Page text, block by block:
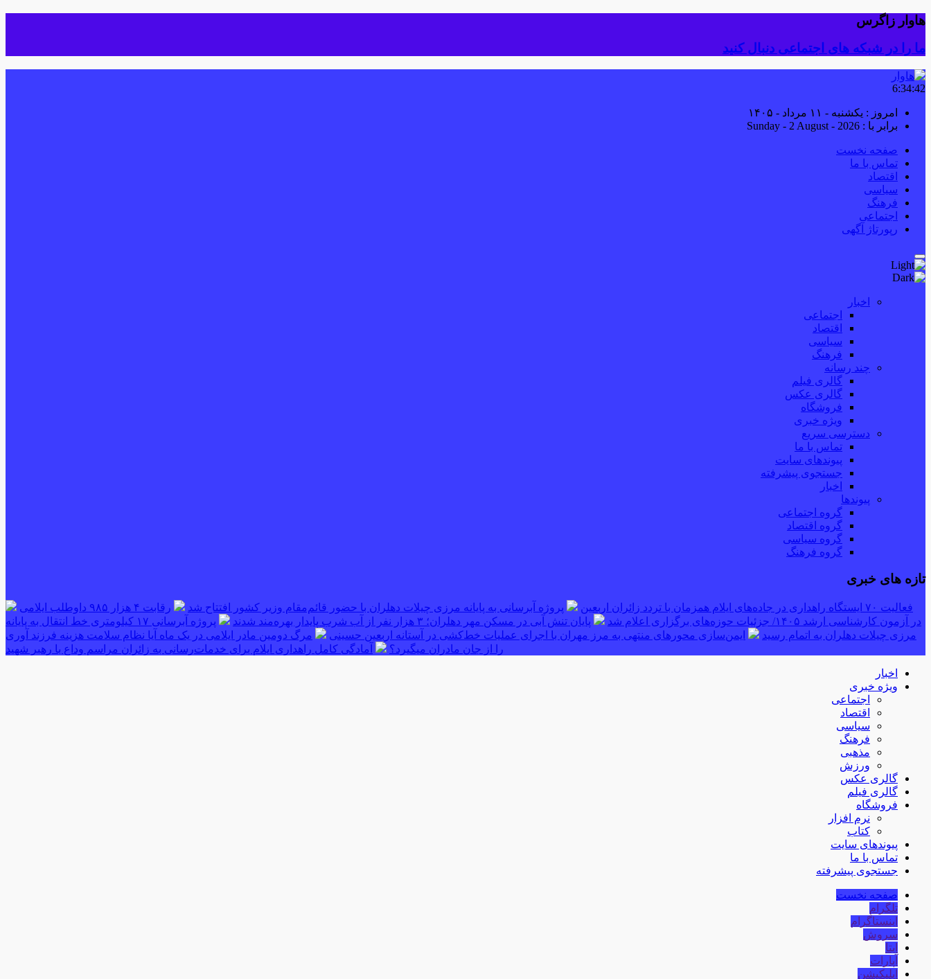
هاوار زاگرس
ما را در شبکه های اجتماعی دنبال کنید
6:34:43
امروز : یکشنبه - ۱۱ مرداد - ۱۴۰۵
برابر با : Sunday - 2 August - 2026
صفحه نخست
تماس با ما
اقتصاد
سیاسی
فرهنگ
اجتماعی
رپورتاژ آگهی
اخبار
اجتماعی
اقتصاد
سیاسی
فرهنگ
چند رسانه
گالری فیلم
گالری عکس
فروشگاه
ویژه خبری
دسترسی سریع
تماس با ما
پیوندهای سایت
جستجوی پیشرفته
اخبار
پیوندها
گروه اجتماعی
گروه اقتصاد
گروه سیاسی
گروه فرهنگ
تازه های خبری
فعالیت ۷۰ ایستگاه راهداری در جاده‌های ایلام همزمان با تردد زائران اربعین پروژه آبرسانی به پایانه مرزی چیلات دهلران با حضور قائم‌مقام وزیر کشور افتتاح شد
رقابت ۴ هزار ۹۸۵ داوطلب ایلامی
در آزمون کارشناسی ارشد ۱۴۰۵/ جزئیات حوزه‌های برگزاری اعلام شد
پایان تنش آبی در مسکن مهر دهلران؛ ۳ هزار نفر از آب شرب پایدار بهره‌مند شدند
پروژه آبرسانی ۱۷ کیلومتری خط انتقال به پایانه
مرزی چیلات دهلران به اتمام رسید
ایمن‌سازی محورهای منتهی به مرز مهران با اجرای عملیات خط‌کشی در آستانه اربعین حسینی
مرگ دومین مادر ایلامی در یک ماه آیا نظام سلامت هزینه فرزند آوری
را از جان مادران میگیرد؟
آمادگی کامل راهداری ایلام برای خدمات‌رسانی به زائران مراسم وداع با رهبر شهید
اخبار
ویژه خبری
اجتماعی
اقتصاد
سیاسی
فرهنگ
مذهبی
ورزش
گالری عکس
گالری فیلم
فروشگاه
نرم افزار
کتاب
پیوندهای سایت
تماس با ما
جستجوی پیشرفته
صفحه نخست
تلگرام
اینستاگرام
سروش
ایتا
آپارات
اپلیکیشن